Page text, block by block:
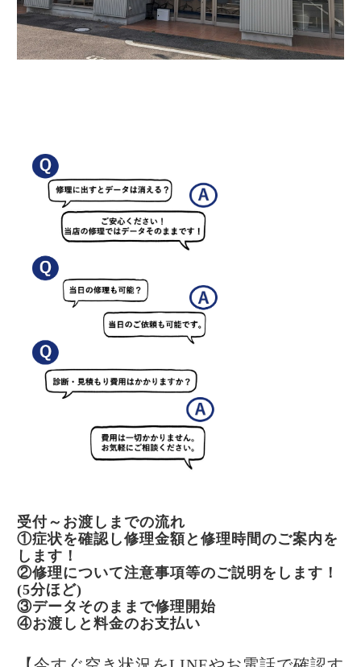
受付～お渡しまでの流れ
①症状を確認し修理金額と修理時間のご案内を
します！
②修理について注意事項等のご説明をします！
(5分ほど)
③データそのままで修理開始
④お渡しと料金のお支払い